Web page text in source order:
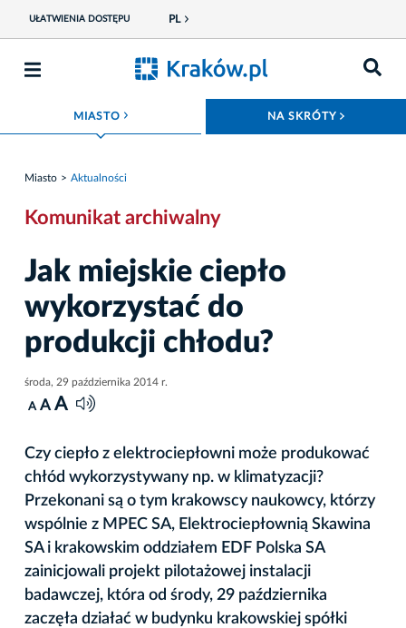
UŁATWIENIA DOSTĘPU PL
MIASTO ROZWIŃ MENU NA SKRÓTY
Miasto Aktualności
Komunikat archiwalny
Jak miejskie ciepło
wykorzystać do
produkcji chłodu?
środa, 29 października 2014 r.
A A A
Czy ciepło z elektrociepłowni może produkować
chłód wykorzystywany np. w klimatyzacji?
Przekonani są o tym krakowscy naukowcy, którzy
wspólnie z MPEC SA, Elektrociepłownią Skawina
SA i krakowskim oddziałem EDF Polska SA
zainicjowali projekt pilotażowej instalacji
badawczej, która od środy, 29 października
zaczęła działać w budynku krakowskiej spółki